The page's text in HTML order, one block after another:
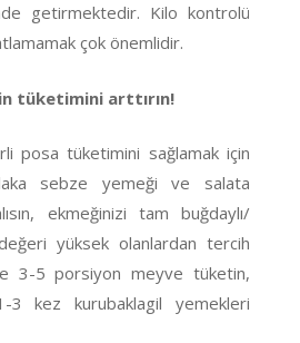
getirmektedir. Kilo kontrolü
çok önemlidir.
tüketimini arttırın!
posa tüketimini sağlamak için
sebze yemeği ve salata
ekmeğinizi tam buğdaylı/
yüksek olanlardan tercih
3-5 porsiyon meyve tüketin,
3 kez kurubaklagil yemekleri